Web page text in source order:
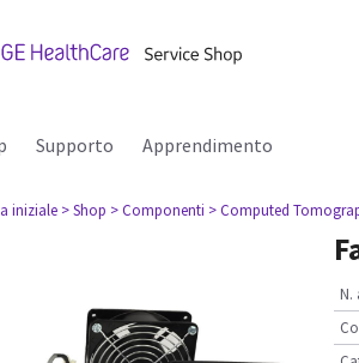
Supporto Apprendimento
iniziale > Shop > Componenti > Computed
N.